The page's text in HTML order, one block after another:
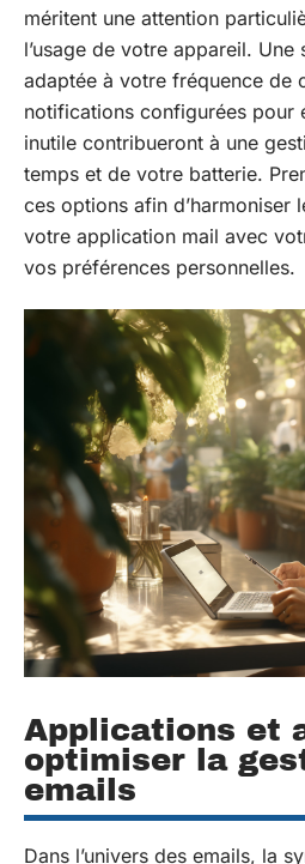
méritent une attention
l’usage de votre appareil. Une
adaptée à votre fréquence de
notifications configurées pour
inutile contribueront à une
temps et de votre batterie.
ces options afin d’harmoniser
votre application mail avec
vos préférences personnelles.
Applications et
optimiser la
emails
Dans l’univers des emails, la